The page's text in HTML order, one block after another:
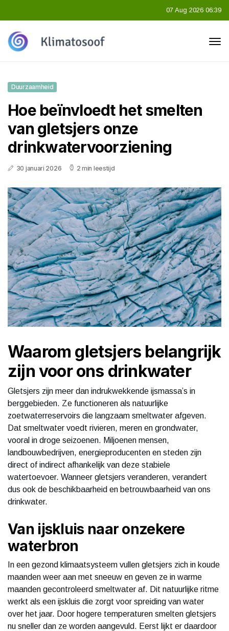
07 Aug 2026 06:39
Duurzaamheid
Hoe beïnvloedt het smelten
van gletsjers onze
drinkwatervoorziening
30 januari 2026 2 min leestijd
Waarom gletsjers belangrijk
zijn voor ons drinkwater
Gletsjers zijn meer dan indrukwekkende ijsmassa’s in
berggebieden. Ze functioneren als natuurlijke
zoetwaterreservoirs die langzaam smeltwater afgeven.
Dat smeltwater voedt rivieren, meren en grondwater,
vooral in droge seizoenen. Miljoenen mensen,
landbouwbedrijven, energieproducenten en steden zijn
direct of indirect afhankelijk van deze stabiele
watertoevoer. Wanneer gletsjers veranderen, verandert
dus ook de beschikbaarheid en betrouwbaarheid van ons
drinkwater.
Van ijskluis naar onzekere
waterbron
In een gezond klimaatsysteem vullen gletsjers zich in koude
maanden weer aan met sneeuw en geven ze in warme
maanden gecontroleerd smeltwater af. Dit natuurlijke ritme
werkt als een ijskluis die zorgt voor spreiding van water
over het jaar. Door hogere temperaturen smelten gletsjers
nu sneller dan ze worden aangevuld. Eerst lijkt er daardoor